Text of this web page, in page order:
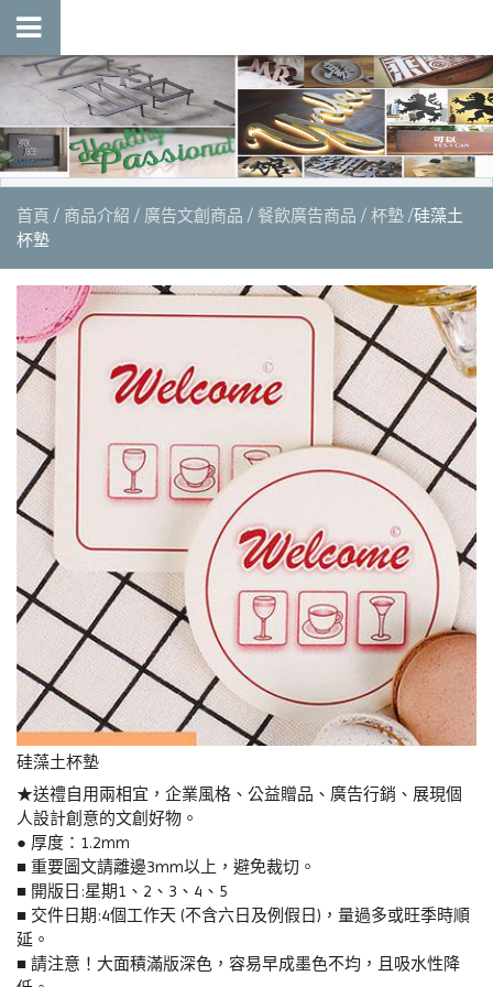
首頁 商品介紹 廣告文創商品 餐飲廣告商品 杯墊 硅藻土
杯墊
硅藻土杯墊
★送禮自用兩相宜，企業風格、公益贈品、廣告行銷、展現個
人設計創意的文創好物。
● 厚度：1.2mm
■ 重要圖文請離邊3mm以上，避免裁切。
■ 開版日:星期1、2、3、4、5
■ 交件日期:4個工作天 (不含六日及例假日)，量過多或旺季時順
延。
■ 請注意！大面積滿版深色，容易早成墨色不均，且吸水性降